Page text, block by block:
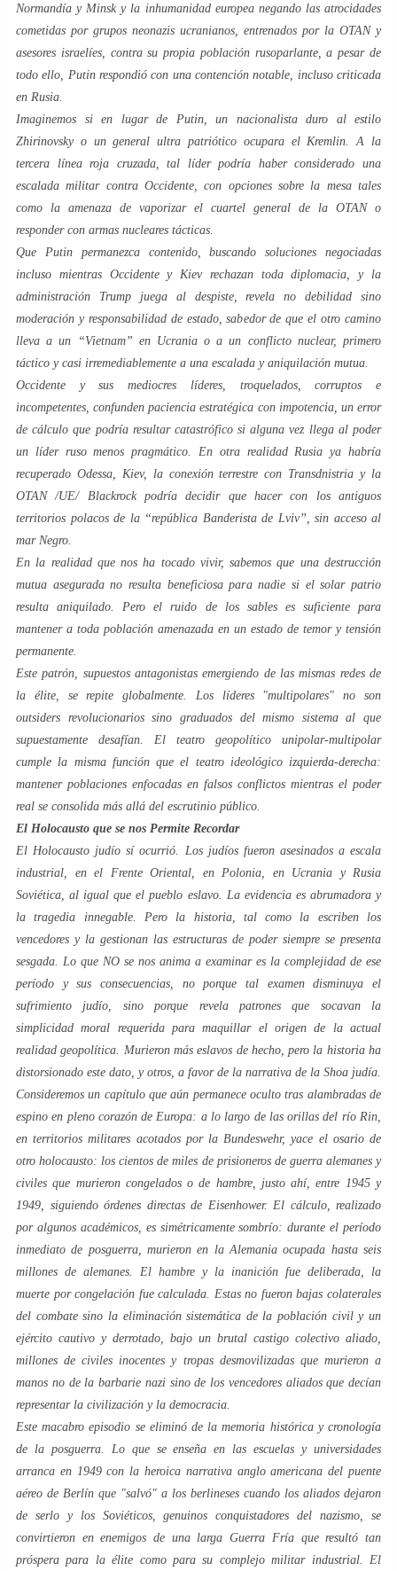
Normandía y Minsk y la inhumanidad europea negando las atrocidades
cometidas por grupos neonazis ucranianos, entrenados por la OTAN y
asesores israelíes, contra su propia población rusoparlante, a pesar de
todo ello, Putin respondió con una contención notable, incluso criticada
en Rusia.
Imaginemos si en lugar de Putin, un nacionalista duro al estilo
Zhirinovsky o un general ultra patriótico ocupara el Kremlin. A la
tercera línea roja cruzada, tal líder podría haber considerado una
escalada militar contra Occidente, con opciones sobre la mesa tales
como la amenaza de vaporizar el cuartel general de la OTAN o
responder con armas nucleares tácticas.
Que Putin permanezca contenido, buscando soluciones negociadas
incluso mientras Occidente y Kiev rechazan toda diplomacia, y la
administración Trump juega al despiste, revela no debilidad sino
moderación y responsabilidad de estado, sabedor de que el otro camino
lleva a un “Vietnam” en Ucrania o a un conflicto nuclear, primero
táctico y casi irremediablemente a una escalada y aniquilación mutua.
Occidente y sus mediocres líderes, troquelados, corruptos e
incompetentes, confunden paciencia estratégica con impotencia, un error
de cálculo que podría resultar catastrófico si alguna vez llega al poder
un líder ruso menos pragmático. En otra realidad Rusia ya habría
recuperado Odessa, Kiev, la conexión terrestre con Transdnistria y la
OTAN /UE/ Blackrock podría decidir que hacer con los antiguos
territorios polacos de la “república Banderista de Lviv”, sin acceso al
mar Negro.
En la realidad que nos ha tocado vivir, sabemos que una destrucción
mutua asegurada no resulta beneficiosa para nadie si el solar patrio
resulta aniquilado. Pero el ruido de los sables es suficiente para
mantener a toda población amenazada en un estado de temor y tensión
permanente.
Este patrón, supuestos antagonistas emergiendo de las mismas redes de
la élite, se repite globalmente. Los líderes "multipolares" no son
outsiders revolucionarios sino graduados del mismo sistema al que
supuestamente desafían. El teatro geopolítico unipolar-multipolar
cumple la misma función que el teatro ideológico izquierda-derecha:
mantener poblaciones enfocadas en falsos conflictos mientras el poder
real se consolida más allá del escrutinio público.
El Holocausto que se nos Permite Recordar
El Holocausto judío sí ocurrió. Los judíos fueron asesinados a escala
industrial, en el Frente Oriental, en Polonia, en Ucrania y Rusia
Soviética, al igual que el pueblo eslavo. La evidencia es abrumadora y
la tragedia innegable. Pero la historia, tal como la escriben los
vencedores y la gestionan las estructuras de poder siempre se presenta
sesgada. Lo que NO se nos anima a examinar es la complejidad de ese
período y sus consecuencias, no porque tal examen disminuya el
sufrimiento judío, sino porque revela patrones que socavan la
simplicidad moral requerida para maquillar el origen de la actual
realidad geopolítica. Murieron más eslavos de hecho, pero la historia ha
distorsionado este dato, y otros, a favor de la narrativa de la Shoa judía.
Consideremos un capítulo que aún permanece oculto tras alambradas de
espino en pleno corazón de Europa: a lo largo de las orillas del río Rin,
en territorios militares acotados por la Bundeswehr, yace el osario de
otro holocausto: los cientos de miles de prisioneros de guerra alemanes y
civiles que murieron congelados o de hambre, justo ahí, entre 1945 y
1949, siguiendo órdenes directas de Eisenhower. El cálculo, realizado
por algunos académicos, es simétricamente sombrío: durante el período
inmediato de posguerra, murieron en la Alemania ocupada hasta seis
millones de alemanes. El hambre y la inanición fue deliberada, la
muerte por congelación fue calculada. Estas no fueron bajas colaterales
del combate sino la eliminación sistemática de la población civil y un
ejército cautivo y derrotado, bajo un brutal castigo colectivo aliado,
millones de civiles inocentes y tropas desmovilizadas que murieron a
manos no de la barbarie nazi sino de los vencedores aliados que decían
representar la civilización y la democracia.
Este macabro episodio se eliminó de la memoria histórica y cronología
de la posguerra. Lo que se enseña en las escuelas y universidades
arranca en 1949 con la heroica narrativa anglo americana del puente
aéreo de Berlín que "salvó" a los berlineses cuando los aliados dejaron
de serlo y los Soviéticos, genuinos conquistadores del nazismo, se
convirtieron en enemigos de una larga Guerra Fría que resultó tan
próspera para la élite como para su complejo militar industrial. El